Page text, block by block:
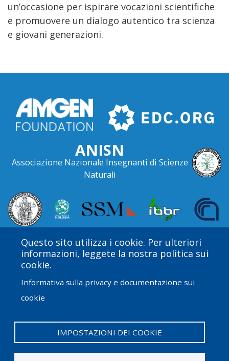
un’occasione per ispirare vocazioni scientifiche
e promuovere un dialogo autentico tra scienza
e giovani generazioni.
Questo sito utilizza i cookie. Per ulteriori
informazioni, leggete la nostra politica sui
cookie.
Informativa sulla privacy e documentazione sui
cookie
IMPOSTAZIONI DEI COOKIE
ANISN
Associazione Nazionale Insegnanti di Scienze
Naturali
internazionale finanziato dal Amgen Foundation con
direzione e assistenza tecnica fornite da Education
Development Center (EDC).